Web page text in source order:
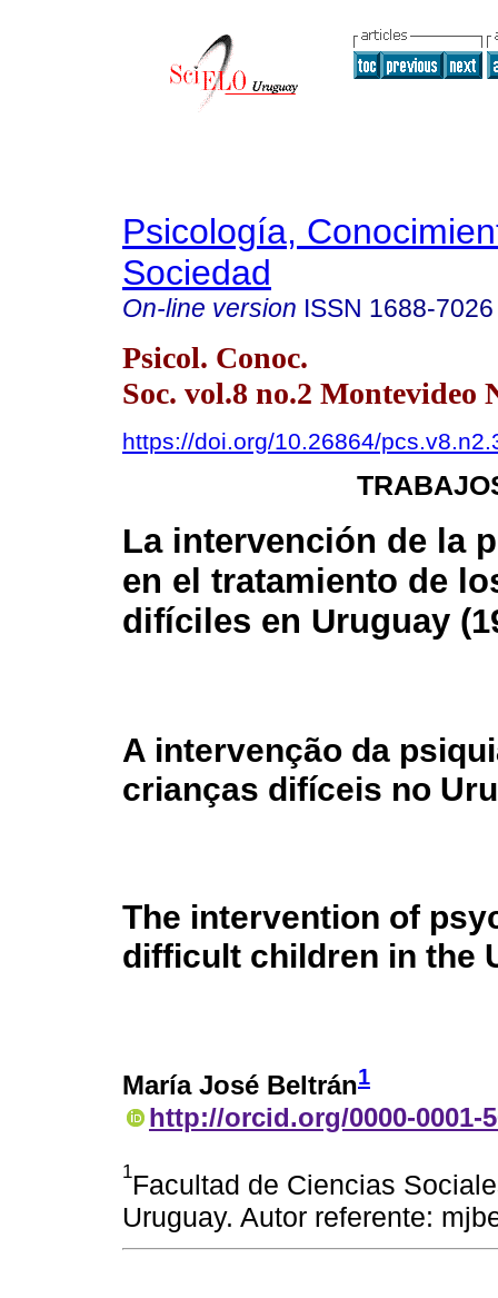
Psicología,
Sociedad
On-line version ISSN 1688-7026
Psicol. Conoc.
Soc. vol.8 no.2 Montevideo
https://doi.org/10.26864/
La intervención de la
en el tratamiento de
difíciles en Uruguay
A intervenção da
crianças difíceis no
The intervention of
difficult children in the
María José Beltrán1
http://orcid.org/0000-0001-
1Facultad de Ciencias
Uruguay. Autor referente: